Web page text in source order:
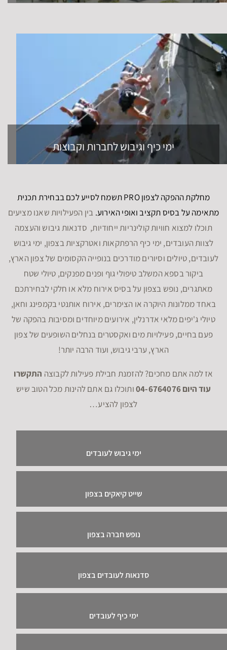
ימי כיף וגיבוש לחברות וקבוצות
מחלקת ההפקה לצפון PRO תשמח לסייע לכם בבחירת תכנית
מתאימה על בסיס תקציב ואופי האירוע. בין הפעילויות שאנו מציעים
תוכלו למצוא חוויות קולינריות ייחודיות, סדנאות גיבוש והעצמה
לצוות העובדים, ימי כיף הרפתקאות ואטרקציות בצפון, ימי גיבוש
לעובדים, טיולים וסיורים מודרכים בנופייה הקסומים של צפון הארץ,
ביקור בספא המשלב טיפולי גוף ופנים מפנקים, טיולי שטח
מאתגרים, נופש בצפון על בסיס אירוח מלא או חלקי לבחירתכם
באחד ממלונות היוקרה או הצימרים, אירוח אותנטי בקמפינג וחאן,
טיולי ג'יפים מלאי אדרנלין, אירועים מיוחדים ומסיבות בהפקה של
פעם בחיים, פעילויות מים ואקסטרים בנחלים השופעים של צפון
הארץ, ערבי גיבוש, ועוד הרבה יותר!
אז למה אתם מחכים? להזמנת חבילת פעילות לקבוצה התקשרו
עוד היום 04-6764076
ותוכלו גם אתם להינות מכל הטוב שיש
לצפון להציע…
ימי גיבוש לעובדים
שייט קיאקים בצפון
נופש חברה בצפון
סדנאות לעובדים בצפון
ימי כיף לעובדים